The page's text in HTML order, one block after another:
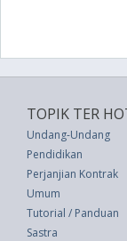
TOPIK TER
Undang-Undang
Pendidikan
Perjanjian Kontrak
Umum
Tutorial / Panduan
Sastra